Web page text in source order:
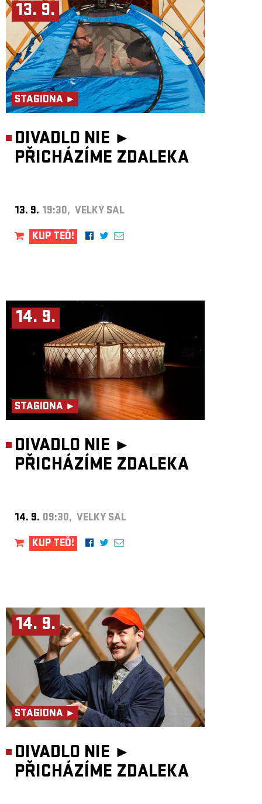
13. 9.
STAGIONA ►
DIVADLO NIE ►
PŘICHÁZÍME ZDALEKA
13. 9. 19:30, VELKÝ SÁL
KUP TEĎ!
14. 9.
STAGIONA ►
DIVADLO NIE ►
PŘICHÁZÍME ZDALEKA
14. 9. 09:30, VELKÝ SÁL
KUP TEĎ!
14. 9.
STAGIONA ►
DIVADLO NIE ►
PŘICHÁZÍME ZDALEKA